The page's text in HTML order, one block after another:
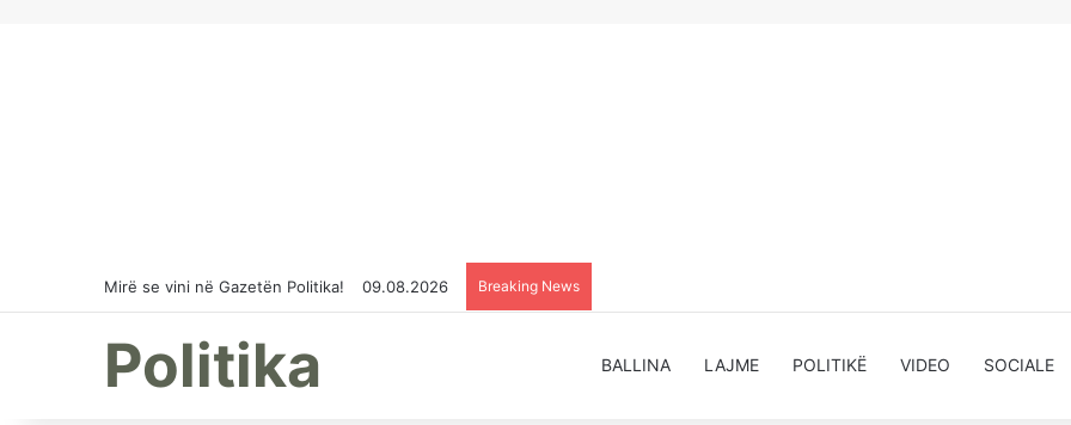
Mirë se vini në Gazetën Politika! 09.08.2026 Breaking News
Politika BALLINA LAJME POLITIKË VIDEO SOCIALE